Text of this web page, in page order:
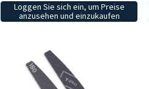
Loggen Sie sich ein, um Preise
anzusehen und einzukaufen